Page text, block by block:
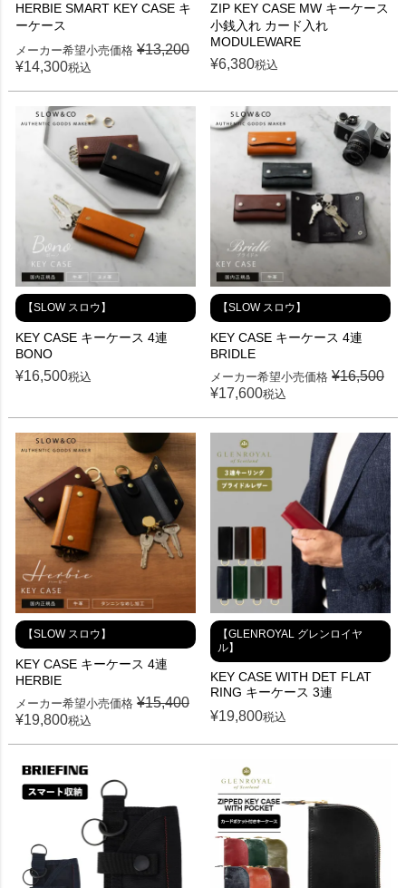
HERBIE SMART KEY CASE キ
ーケース
メーカー希望小売価格 ¥13,200
¥14,300税込
ZIP KEY CASE MW キーケース
小銭入れ カード入れ
MODULEWARE
¥6,380税込
【SLOW スロウ】
KEY CASE キーケース 4連
BONO
¥16,500税込
【SLOW スロウ】
KEY CASE キーケース 4連
BRIDLE
メーカー希望小売価格 ¥16,500
¥17,600税込
【SLOW スロウ】
KEY CASE キーケース 4連
HERBIE
メーカー希望小売価格 ¥15,400
¥19,800税込
【GLENROYAL グレンロイヤ
ル】
KEY CASE WITH DET FLAT
RING キーケース 3連
¥19,800税込